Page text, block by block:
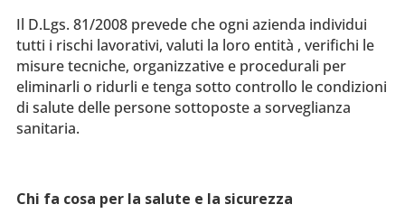
Il D.Lgs. 81/2008 prevede che ogni azienda individui
tutti i rischi lavorativi, valuti la loro entità , verifichi le
misure tecniche, organizzative e procedurali per
eliminarli o ridurli e tenga sotto controllo le condizioni
di salute delle persone sottoposte a sorveglianza
sanitaria.
Chi fa cosa per la salute e la sicurezza